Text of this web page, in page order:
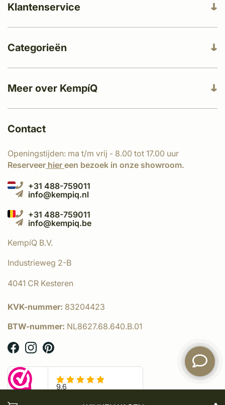
Meer over KempíQ
Klantenservice
Categorieën
Contact
Openingstijden: ma t/m vrij - 8.00 tot 17.00 uur
Reserveer hier een bezoek in onze showroom.
+31 488-759011
info@kempiq.nl
+31 488-759011
info@kempiq.be
KempíQ B.V.
Industrieweg 2-B
4041 CR Kesteren
KVK-nummer: 83204423
BTW-nummer: NL8627.68.640.B.01